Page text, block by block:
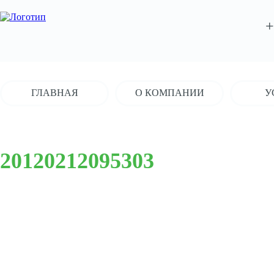
ГЛАВНАЯ О КОМПАНИИ
20120212095303